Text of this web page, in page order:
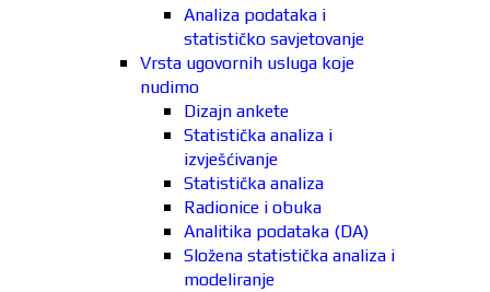
Analiza podataka i
statističko savjetovanje
Vrsta ugovornih usluga koje
nudimo
Dizajn ankete
Statistička analiza i
izvješćivanje
Statistička analiza
Radionice i obuka
Analitika podataka (DA)
Složena statistička analiza i
modeliranje